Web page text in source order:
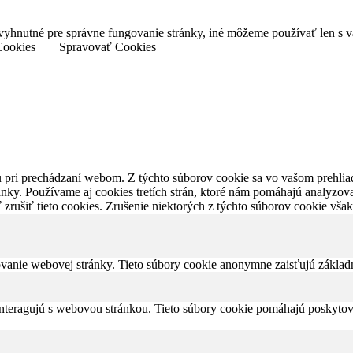
pre správne fungovanie stránky, iné môžeme používať len s
Spravovať Cookies
prechádzaní webom. Z týchto súborov cookie sa vo vašom
Používame aj cookies tretích strán, ktoré nám pomáhajú
tieto cookies. Zrušenie niektorých z týchto súborov cookie
webovej stránky. Tieto súbory cookie anonymne zaisťujú
s webovou stránkou. Tieto súbory cookie pomáhajú